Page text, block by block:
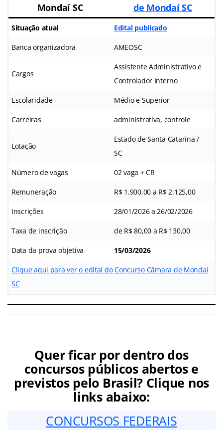
Mondaí SC
de Mondaí SC
Situação atual Edital publicado
Banca organizadora AMEOSC
Cargos
Assistente Administrativo e
Controlador Interno
Escolaridade Médio e Superior
Carreiras administrativa, controle
Lotação
Estado de Santa Catarina /
SC
Número de vagas 02 vaga + CR
Remuneração R$ 1.900,00 a R$ 2.125,00
Inscrições 28/01/2026 a 26/02/2026
Taxa de inscrição de R$ 80,00 a R$ 130,00
Data da prova objetiva 15/03/2026
Clique aqui para ver o edital do Concurso Câmara de Mondaí
SC
Quer ficar por dentro dos
concursos públicos abertos e
previstos pelo Brasil? Clique nos
links abaixo:
CONCURSOS FEDERAIS